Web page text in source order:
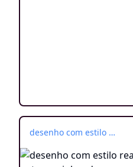
desenho com estilo realista de um gato caminhando em uma rua sombria a noite